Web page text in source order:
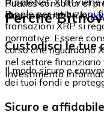
Ripple per istituzioni
transazioni XRP si
normative: Essere
corso che riguardano
nel settore finanziario
investimento
Puedes consultar el
directamente en la
Perché
Custodisci le tue
Il modo sicuro e
dei tuoi fondi e
Sicuro e affidabile